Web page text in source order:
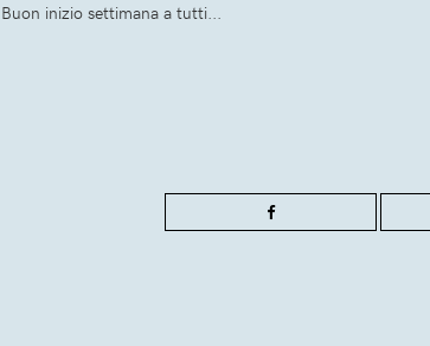
Buon inizio settimana a tutti...